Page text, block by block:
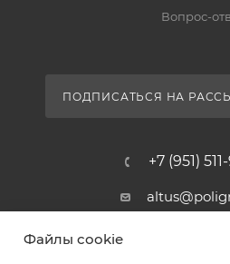
Вопрос-
ПОДПИСАТЬСЯ НА
+7 (951)
Магазин-склад
Файлы cookie